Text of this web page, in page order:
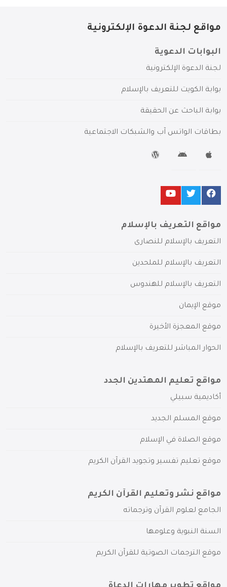
مواقع لجنة الدعوة الإلكترونية
البوابات الدعوية
لجنة الدعوة الإلكترونية
بوابة الكويت للتعريف بالإسلام
بوابة الباحث عن الحقيقة
بطاقات الواتس آب والشبكات الاجتماعية
مواقع التعريف بالإسلام
التعريف بالإسلام للنصارى
التعريف بالإسلام للملحدين
التعريف بالإسلام للهندوس
موقع الإيمان
موقع المعجزة الأخيرة
الحوار المباشر للتعريف بالإسلام
مواقع تعليم المهتدين الجدد
أكاديمية سبيلي
موقع المسلم الجديد
موقع الصلاة في الإسلام
موقع تعليم تفسير وتجويد القرآن الكريم
مواقع نشر وتعليم القرآن الكريم
الجامع لعلوم القرآن وترجماته
السنة النبوية وعلومها
موقع الترجمات الصوتية للقرآن الكريم